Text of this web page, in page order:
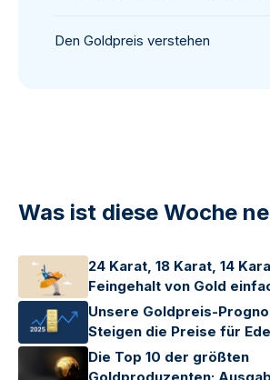
Den Goldpreis verstehen
Was ist diese Woche
24 Karat, 18 Karat, 14
Feingehalt von Gold
Unsere Goldpreis-
Steigen die Preise für
Die Top 10 der größten